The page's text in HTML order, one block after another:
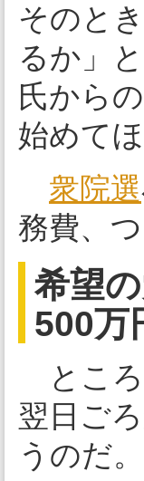
そのと
るか」
氏から
始めて
衆院選
務費、
希望
500万
ところ
翌日ご
うのだ。